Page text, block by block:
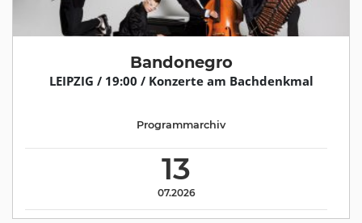
Bandonegro
LEIPZIG / 19:00 / Konzerte am Bachdenkmal
13
07.2026
Programmarchiv